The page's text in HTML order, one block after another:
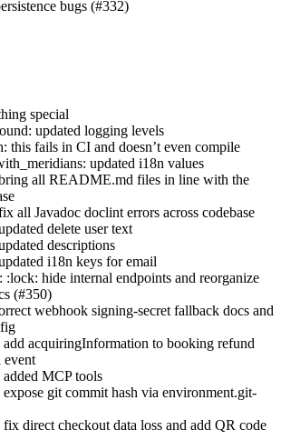
bugs (#332)
special
updated logging levels
this fails in CI and doesn’t even compile
updated i18n values
all README.md files in line with the
all Javadoc doclint errors across codebase
delete user text
descriptions
i18n keys for email
:lock: hide internal endpoints and reorganize
(#350)
webhook signing-secret fallback docs and
add acquiringInformation to booking refund
event
added MCP tools
expose git commit hash via environment.git-
fix direct checkout data loss and add QR code